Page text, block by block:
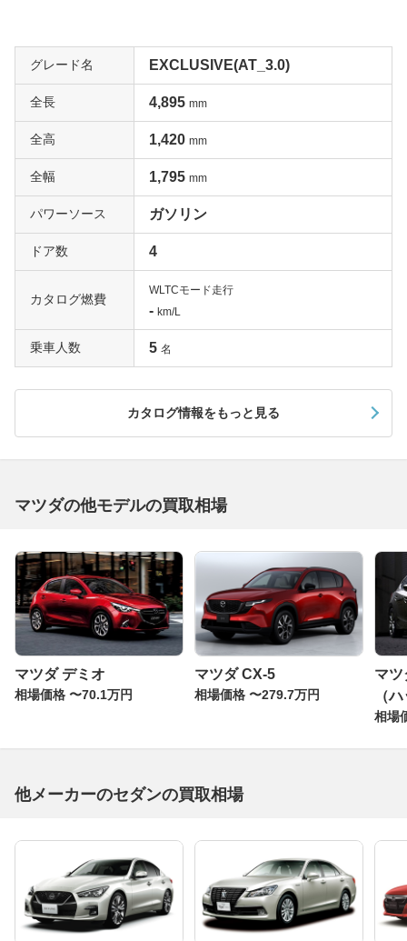
グレード名 EXCLUSIVE(AT_3.0)
全長 4,895 mm
全高 1,420 mm
全幅 1,795 mm
パワーソース ガソリン
ドア数 4
カタログ燃費
WLTCモード走行
- km/L
乗車人数 5 名
カタログ情報をもっと見る
マツダの他モデルの買取相場
マツダ デミオ
相場価格 〜70.1万円
マツダ CX-5
相場価格 〜279.7万円
マツ
（
相場
他メーカーのセダンの買取相場